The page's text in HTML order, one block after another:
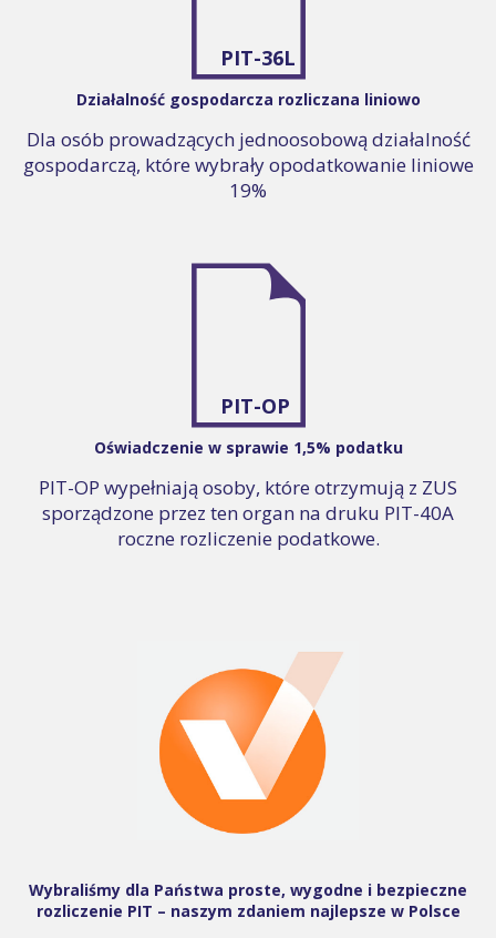
PIT-36L
Działalność gospodarcza rozliczana liniowo
Dla osób prowadzących jednoosobową działalność
gospodarczą, które wybrały opodatkowanie liniowe
19%
PIT-OP
Oświadczenie w sprawie 1,5% podatku
PIT-OP wypełniają osoby, które otrzymują z ZUS
sporządzone przez ten organ na druku PIT-40A
roczne rozliczenie podatkowe.
Wybraliśmy dla Państwa proste, wygodne i bezpieczne
rozliczenie PIT – naszym zdaniem najlepsze w Polsce